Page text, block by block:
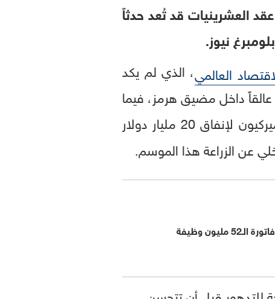
العشرينيات قد تُعد حدثاً
نيوز.
العالمي، الذي لم يكد
داخل مضيق هرمز، فيما
رحلاتها، واضطر الأميركيون لإنفاق 20 مليار دولار
عن الزراعة هذا الموسم.
مليون وظيفة